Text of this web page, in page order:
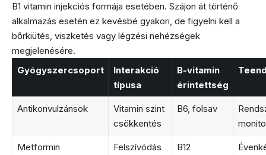
B1 vitamin injekciós formája esetében. Szájon át történő
alkalmazás esetén ez kevésbé gyakori, de figyelni kell a
bőrkiütés, viszketés vagy légzési nehézségek
megjelenésére.
Gyógyszercsoport
Interakció
típusa
B-vitamin
érintettség
Antikonvulzánsok
Vitamin szint
csökkentés
B6, folsav
Metformin
Felszívódás
B12